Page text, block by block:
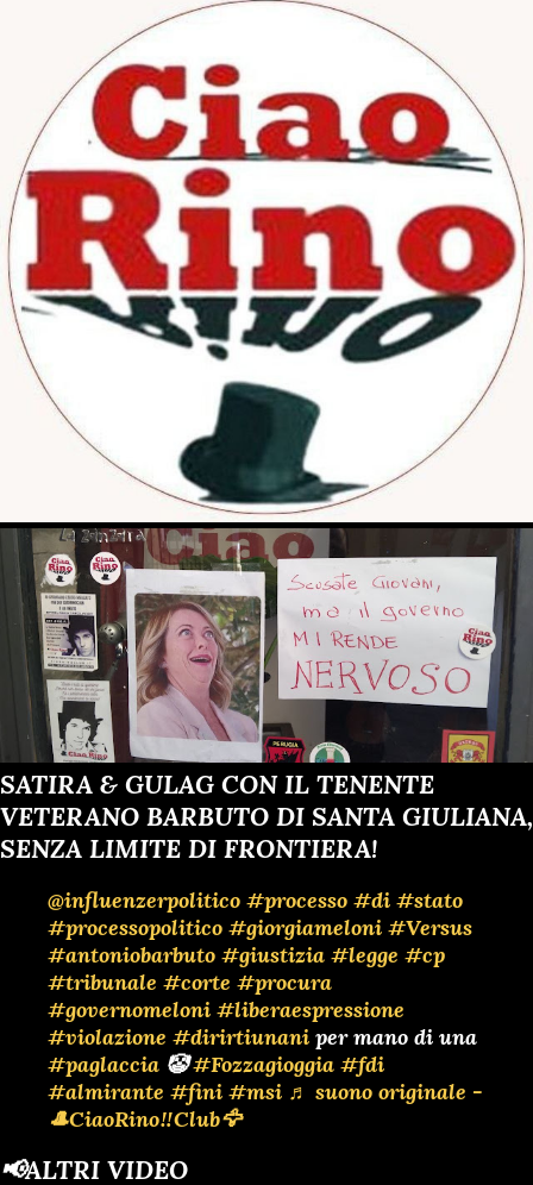
SATIRA & GULAG CON IL TENENTE
VETERANO BARBUTO DI SANTA GIULIANA,
SENZA LIMITE DI FRONTIERA!
@influenzerpolitico #processo #di #stato
#processopolitico #giorgiameloni #Versus
#antoniobarbuto #giustizia #legge #cp
#tribunale #corte #procura
#governomeloni #liberaespressione
#violazione #dirirtiunani per mano di una
#paglaccia 🤡#Fozzagioggia #fdi
#almirante #fini #msi ♬ suono originale -
🎩CiaoRino‼️Club🦅
📢ALTRI VIDEO